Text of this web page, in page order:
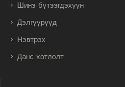
Шинэ бүтээгдэхүүн
Дэлгүүрүүд
Нэвтрэх
Данс хөтлөлт